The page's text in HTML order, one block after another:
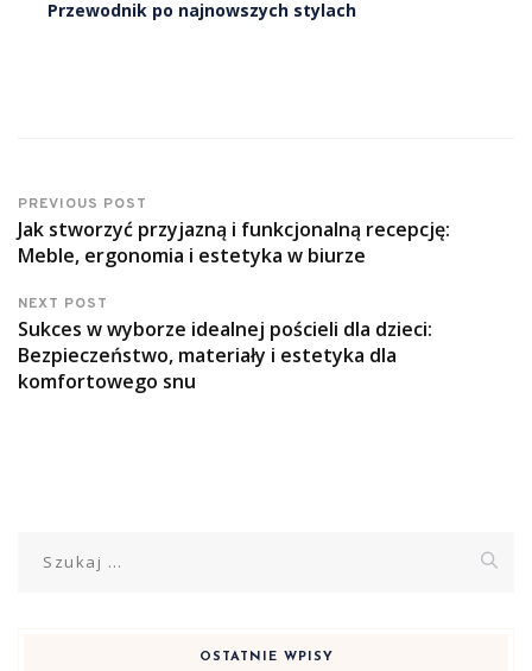
Przewodnik po najnowszych stylach
PREVIOUS POST
Jak stworzyć przyjazną i funkcjonalną recepcję:
Meble, ergonomia i estetyka w biurze
NEXT POST
Sukces w wyborze idealnej pościeli dla dzieci:
Bezpieczeństwo, materiały i estetyka dla
komfortowego snu
OSTATNIE WPISY